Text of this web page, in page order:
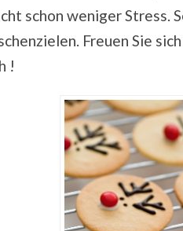
schon weniger
Freuen Sie
!